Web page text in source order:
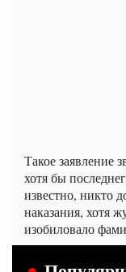
Такое заявление
хотя бы
известно, никто
наказания, хотя
изобиловало